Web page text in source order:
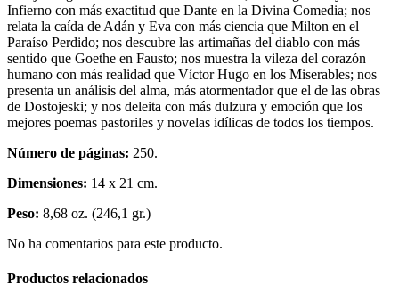
Infierno con más exactitud que Dante en la Divina Comedia; nos
relata la caída de Adán y Eva con más ciencia que Milton en el
Paraíso Perdido; nos descubre las artimañas del diablo con más
sentido que Goethe en Fausto; nos muestra la vileza del corazón
humano con más realidad que Víctor Hugo en los Miserables; nos
presenta un análisis del alma, más atormentador que el de las obras
de Dostojeski; y nos deleita con más dulzura y emoción que los
mejores poemas pastoriles y novelas idílicas de todos los tiempos.
Número de páginas: 250.
Dimensiones: 14 x 21 cm.
Peso: 8,68 oz. (246,1 gr.)
No ha comentarios para este producto.
Productos relacionados